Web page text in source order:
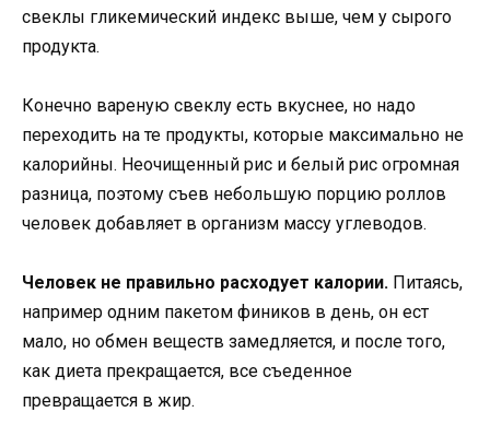
свеклы гликемический индекс выше, чем у сырого
продукта.
Конечно вареную свеклу есть вкуснее, но надо
переходить на те продукты, которые максимально не
калорийны. Неочищенный рис и белый рис огромная
разница, поэтому съев небольшую порцию роллов
человек добавляет в организм массу углеводов.
Человек не правильно расходует калории. Питаясь,
например одним пакетом фиников в день, он ест
мало, но обмен веществ замедляется, и после того,
как диета прекращается, все съеденное
превращается в жир.